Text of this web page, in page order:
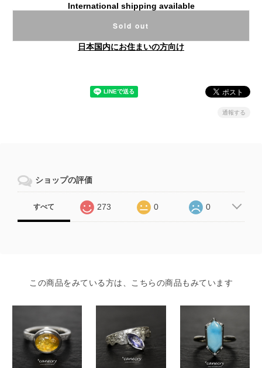
International shipping available
Sold out
日本国内にお住まいの方向け
通報する
ショップの評価
すべて 273 0 0
この商品をみている方は、こちらの商品もみています